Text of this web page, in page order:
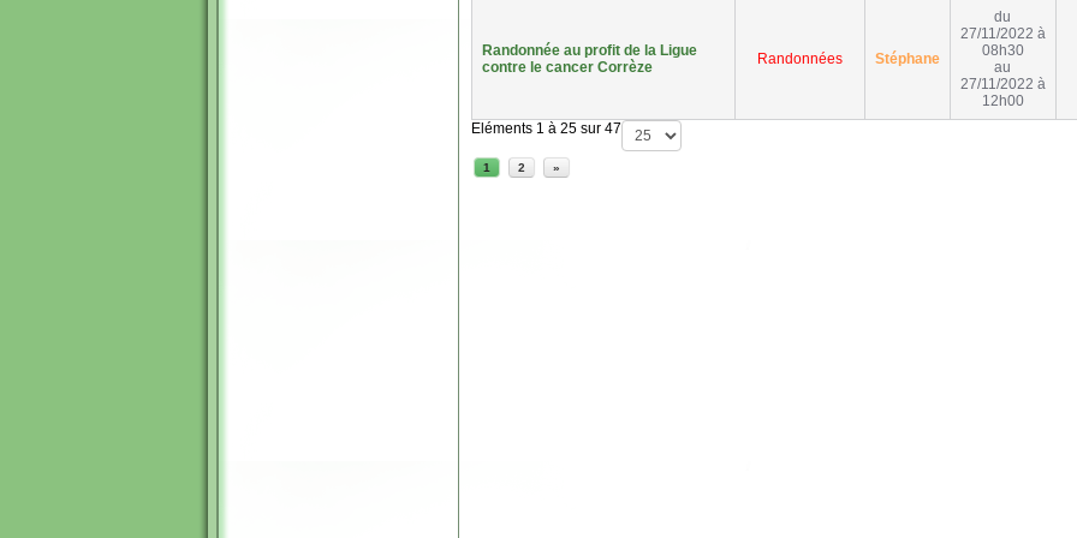
Randonnée au profit de la Ligue
contre le cancer Corrèze
Randonnées Stéphane
du
27/11/2022 à
08h30
au
27/11/2022 à
12h00
Eléments 1 à 25 sur 47
1 2 »